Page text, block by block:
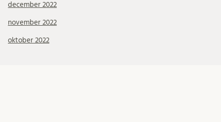
december 2022
november 2022
oktober 2022